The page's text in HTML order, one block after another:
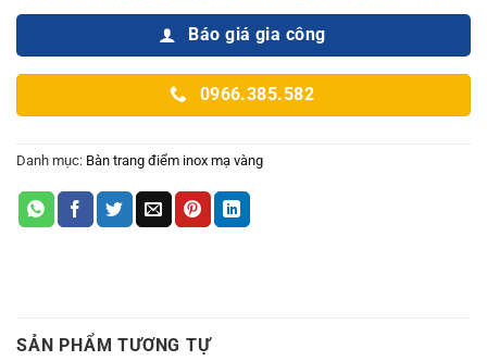
Báo giá gia công
0966.385.582
Danh mục: Bàn trang điểm inox mạ vàng
SẢN PHẨM TƯƠNG TỰ